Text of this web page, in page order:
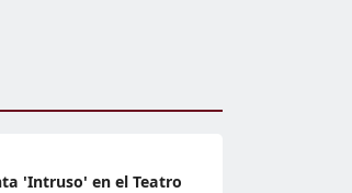
'Intruso' en el Teatro